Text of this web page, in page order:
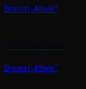
Brosuri „Altele”
Brosuri „Altele”